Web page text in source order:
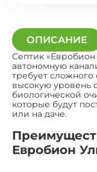
ОПИСАНИЕ
Септик «Евробион
автономную
требует
высокую уровень
биологической
которые будут
или на даче.
Евробион